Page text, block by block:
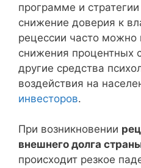
программе и
снижение доверия к
рецессии часто можно
снижения процентных
другие средства
воздействия на
инвесторов.
При возникновении
внешнего долга
происходит резкое